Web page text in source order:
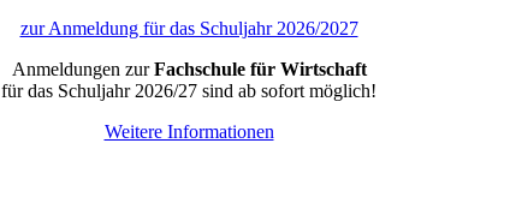
zur Anmeldung für das Schuljahr 2026/2027
Anmeldungen zurFachschule für Wirtschaft
für das Schuljahr 2026/27 sind ab sofort möglich!
Weitere Informationen